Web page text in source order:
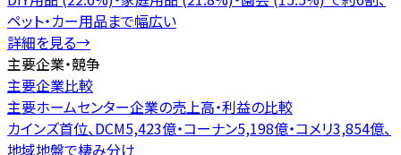
ペット・カー用品まで幅広い
詳細を見る→
主要企業・競争
主要企業比較
主要ホームセンター企業の売上高・利益の比較
カインズ首位、DCM5,423億・コーナン5,198億・コメリ3,854億、
地域地盤で棲み分け